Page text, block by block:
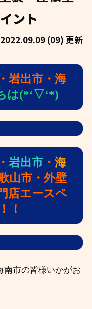
ント
2022.09.09 (09) 更新
岩出市・海
は(*‘▽‘*)
・ 岩出市 ・ 海
山市・外壁
店エースペ
！
南市の皆様いかがお